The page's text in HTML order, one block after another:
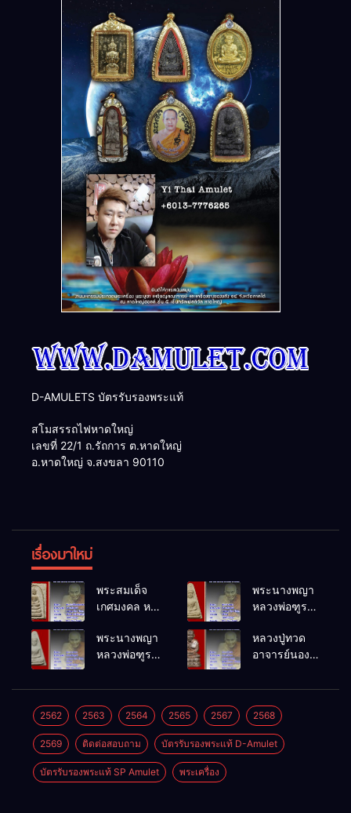
D-AMULETS บัตรรับรองพระแท้
สโมสรรถไฟหาดใหญ่
เลขที่ 22/1 ถ.รัถการ ต.หาดใหญ่
อ.หาดใหญ่ จ.สงขลา 90110
เรื่องมาใหม่
พระสมเด็จ
เกศมงคล หล
โพธิ์นิมิตร
พ.ศ.2512
พระนางพญา
หลวงพ่อฑูรย์
พ.ศ.2512
พระนางพญา
หลวงพ่อฑูรย์
พ.ศ.2512
หลวงปู่ทวด
อาจารย์นอง
พ.ศ.2541
2562 2563 2564 2565 2567 2568
2569 ติดต่อสอบถาม บัตรรับรองพระแท้ D-Amulet
บัตรรับรองพระแท้ SP Amulet พระเครื่อง